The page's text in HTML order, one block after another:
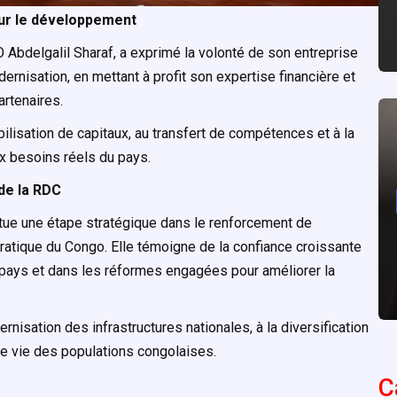
le développement
Abdelgalil Sharaf, a exprimé la volonté de son entreprise
en mettant à profit son expertise financière et
de capitaux, au transfert de compétences et à la
besoins réels du pays.
la RDC
une étape stratégique dans le renforcement de
du Congo. Elle témoigne de la confiance croissante
et dans les réformes engagées pour améliorer la
des infrastructures nationales, à la diversification
vie des populations congolaises.